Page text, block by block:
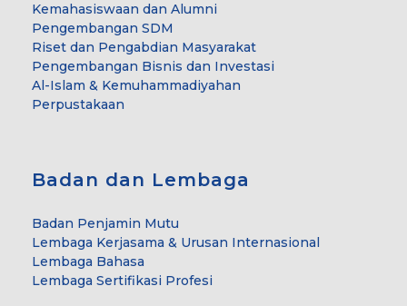
Kemahasiswaan dan Alumni
Pengembangan SDM
Riset dan Pengabdian Masyarakat
Pengembangan Bisnis dan Investasi
Al-Islam & Kemuhammadiyahan
Perpustakaan
Badan dan Lembaga
Badan Penjamin Mutu
Lembaga Kerjasama & Urusan Internasional
Lembaga Bahasa
Lembaga Sertifikasi Profesi